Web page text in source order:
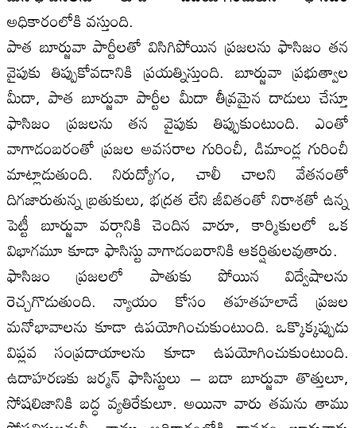
అధికారంలోకి వస్తుంది.
పాత బూర్జువా పార్టీలతో విసిగిపోయిన ప్రజలను ఫాసిజం తన
వైపుకు తిప్పుకోవడానికి ప్రయత్నిస్తుంది. బూర్జువా ప్రభుత్వాల
మీదా, పాత బూర్జువా పార్టీల మీదా తీవ్రమైన దాడులు చేస్తూ
ఫాసిజం ప్రజలను తన వైపుకు తిప్పుకుంటుంది. ఎంతో
వాగాడంబరంతో ప్రజల అవసరాల గురించీ, డిమాండ్ల గురించీ
మాట్లాడుతుంది. నిరుద్యోగం, చాలీ చాలని వేతనంతో
దిగజారుతున్న బ్రతుకులు, భద్రత లేని జీవితంతో నిరాశతో ఉన్న
పెట్టీ బూర్జువా వర్గానికి చెందిన వారూ, కార్మికులలో ఒక
విభాగమూ కూడా ఫాసిస్టు వాగాడంబరానికి ఆకర్షితులవుతారు.
ఫాసిజం ప్రజలలో పాతుకు పోయిన విద్వేషాలను
రెచ్చగొడుతుంది. న్యాయం కోసం తహతహలాడే ప్రజల
మనోభావాలను కూడా ఉపయోగించుకుంటుంది. ఒక్కొక్కప్పుడు
విప్లవ సంప్రదాయాలను కూడా ఉపయోగించుకుంటుంది.
ఉదాహరణకు జర్మన్ ఫాసిస్టులు – బడా బూర్జువా తొత్తులూ,
సోషలిజానికి బద్ధ వ్యతిరేకులూ. అయినా వారు తమను తాము